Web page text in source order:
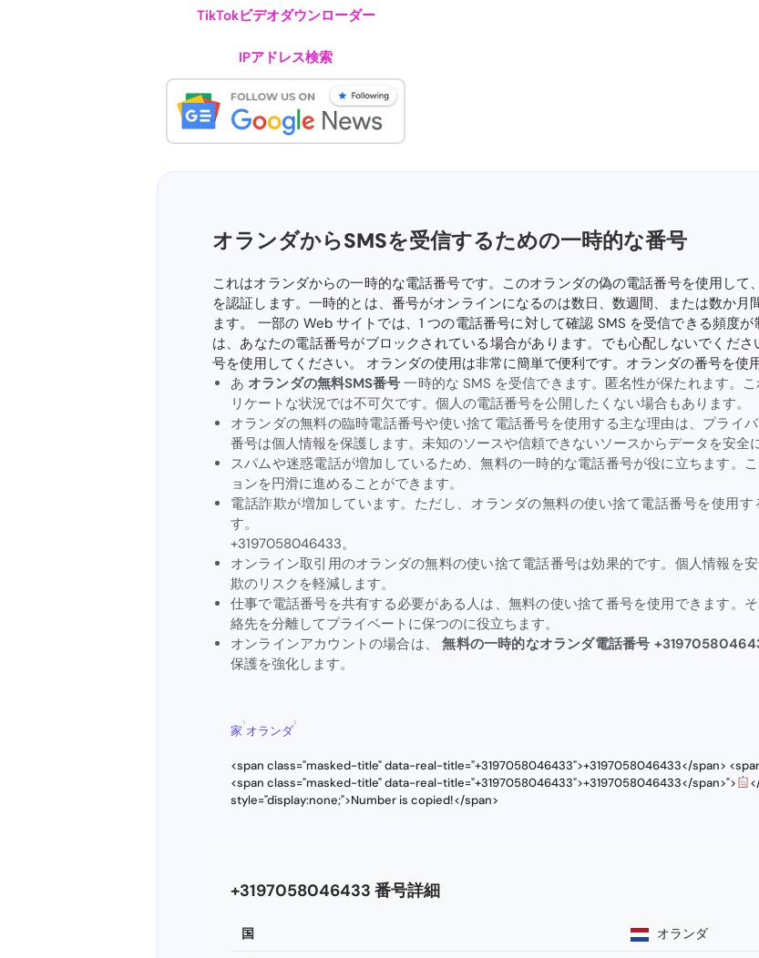
TikTokビデオダウンローダー
IPアドレス検索
オランダからSMSを受信するための一時的な番号
これはオランダからの一時的な電話番号です。このオランダの偽の電話番号を使用して
を認証します。一時的とは、番号がオンラインになるのは数日、数週間、または数か月
ます。 一部の Web サイトでは、1 つの電話番号に対して確認 SMS を受信できる頻度
は、あなたの電話番号がブロックされている場合があります。でも心配しないでくだ
号を使用してください。 オランダの使用は非常に簡単で便利です。オランダの番号を使
あ オランダの無料SMS番号 一時的な SMS を受信できます。匿名性が保たれます。
リケートな状況では不可欠です。個人の電話番号を公開したくない場合もあります。
オランダの無料の臨時電話番号や使い捨て電話番号を使用する主な理由は、プライ
番号は個人情報を保護します。未知のソースや信頼できないソースからデータを安全
スパムや迷惑電話が増加しているため、無料の一時的な電話番号が役に立ちます。
ョンを円滑に進めることができます。
電話詐欺が増加しています。ただし、オランダの無料の使い捨て電話番号を使用
す。
+3197058046433。
オンライン取引用のオランダの無料の使い捨て電話番号は効果的です。個人情報を
欺のリスクを軽減します。
仕事で電話番号を共有する必要がある人は、無料の使い捨て番号を使用できます。
絡先を分離してプライベートに保つのに役立ちます。
オンラインアカウントの場合は、無料の一時的なオランダ電話番号
保護を強化します。
家
›
オランダ
›
<span class="masked-title" data-real-title="+3197058046433">+3197058046433</span>
<span class="masked-title" data-real-title="+3197058046433">+3197058046433</span>">
style="display:none;">Number is copied!</span>
+3197058046433 番号詳細
国 オランダ